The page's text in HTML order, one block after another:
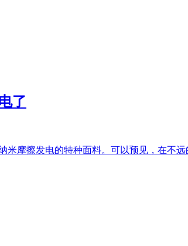
了
摩擦发电的特种面料。可以预见，在不